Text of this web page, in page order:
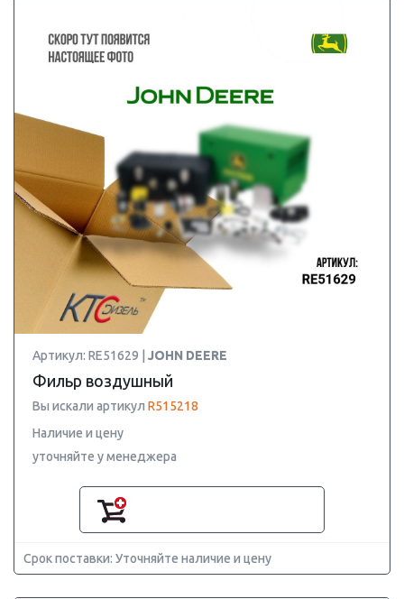
Артикул: RE51629 | JOHN DEERE
Фильр воздушный
Вы искали артикул R515218
Наличие и цену
уточняйте у менеджера
Срок поставки: Уточняйте наличие и цену